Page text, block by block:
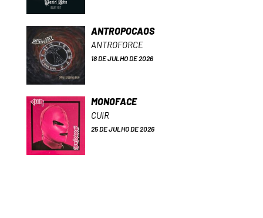
ANTROPOCAOS
ANTROFORCE
18 DE JULHO DE 2026
MONOFACE
CUIR
25 DE JULHO DE 2026